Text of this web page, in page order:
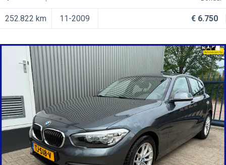
252.822 km 11-2009 € 6.750